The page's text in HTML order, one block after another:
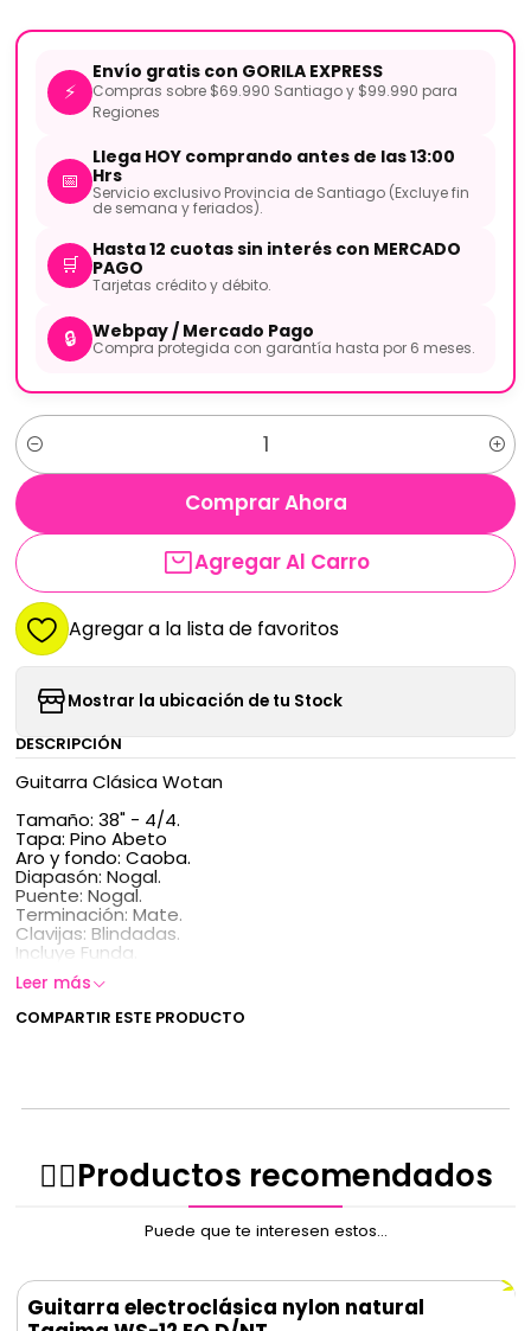
⚡
Envío gratis con GORILA EXPRESS
Compras sobre $69.990 Santiago y $99.990 para
Regiones
📅
Llega HOY comprando antes de las 13:00
Hrs
Servicio exclusivo Provincia de Santiago (Excluye fin
de semana y feriados).
🛒
Hasta 12 cuotas sin interés con MERCADO
PAGO
Tarjetas crédito y débito.
🔒 Webpay / Mercado Pago
Compra protegida con garantía hasta por 6 meses.
Cantidad
Agregar Al Carro
Comprar Ahora
Agregar a la lista de favoritos
Mostrar la ubicación de tu Stock
DESCRIPCIÓN
Guitarra Clásica Wotan
Tamaño: 38" - 4/4.
Tapa: Pino Abeto
Aro y fondo: Caoba.
Diapasón: Nogal.
Puente: Nogal.
Terminación: Mate.
Clavijas: Blindadas.
Incluye Funda.
Leer más
COMPARTIR ESTE PRODUCTO
✌🏻️Productos recomendados
Puede que te interesen estos...
Guitarra electroclásica nylon natural